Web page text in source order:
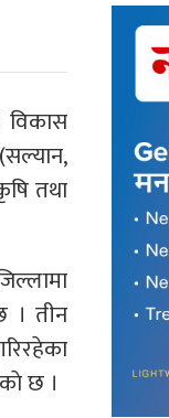
विकास
तथा
। तीन
छ ।